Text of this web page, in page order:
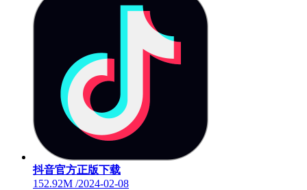
抖音官方正版下载
152.92M /2024-02-08